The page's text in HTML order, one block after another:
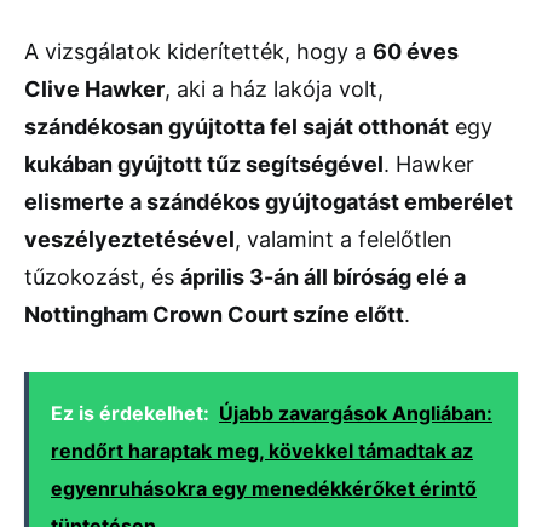
A vizsgálatok kiderítették, hogy a 60 éves
Clive Hawker, aki a ház lakója volt,
szándékosan gyújtotta fel saját otthonát egy
kukában gyújtott tűz segítségével. Hawker
elismerte a szándékos gyújtogatást emberélet
veszélyeztetésével, valamint a felelőtlen
tűzokozást, és április 3-án áll bíróság elé a
Nottingham Crown Court színe előtt.
Ez is érdekelhet: Újabb zavargások Angliában:
rendőrt haraptak meg, kövekkel támadtak az
egyenruhásokra egy menedékkérőket érintő